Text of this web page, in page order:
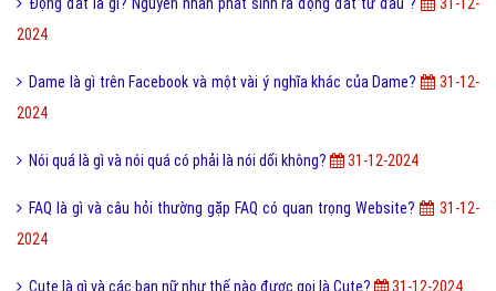
2024
Dame là gì trên Facebook và một vài ý nghĩa khác của Dame?
31-12-
2024
Nói quá là gì và nói quá có phải là nói dối không? 31-12-2024
FAQ là gì và câu hỏi thường gặp FAQ có quan trọng Website?
31-12-
2024
Cute là gì và các bạn nữ như thế nào được gọi là Cute? 31-12-2024